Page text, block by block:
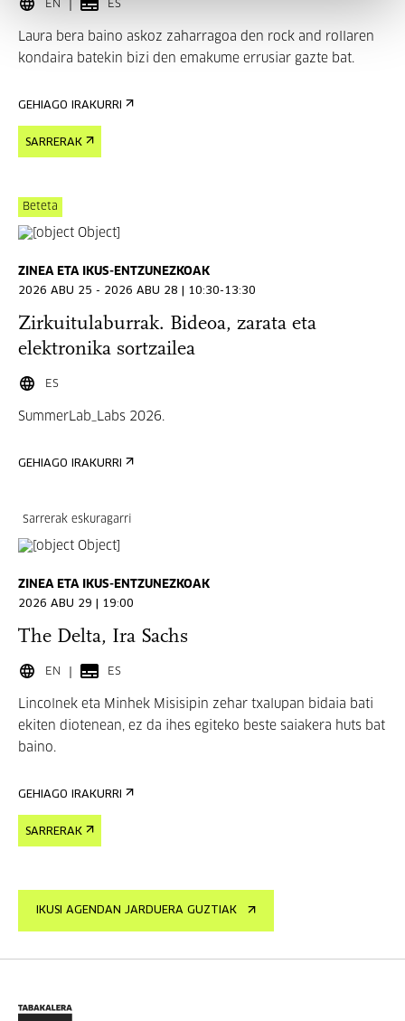
EN ES
Laura bera baino askoz zaharragoa den rock and rollaren
kondaira batekin bizi den emakume errusiar gazte bat.
GEHIAGO IRAKURRI
SARRERAK
Beteta
ZINEA ETA IKUS-ENTZUNEZKOAK
2026 ABU 25 - 2026 ABU 28 | 10:30-13:30
Zirkuitulaburrak. Bideoa, zarata eta
elektronika sortzailea
ES
SummerLab_Labs 2026.
GEHIAGO IRAKURRI
Sarrerak eskuragarri
ZINEA ETA IKUS-ENTZUNEZKOAK
2026 ABU 29 | 19:00
The Delta, Ira Sachs
EN ES
Lincolnek eta Minhek Misisipin zehar txalupan bidaia bati
ekiten diotenean, ez da ihes egiteko beste saiakera huts bat
baino.
GEHIAGO IRAKURRI
SARRERAK
IKUSI AGENDAN JARDUERA GUZTIAK